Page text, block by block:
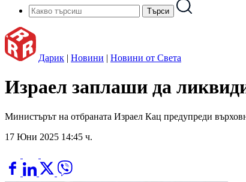
Дарик | Новини | Новини от Света
Израел заплаши да
Министърът на отбраната Израел Кац предупреди
17 Юни 2025 14:45 ч.